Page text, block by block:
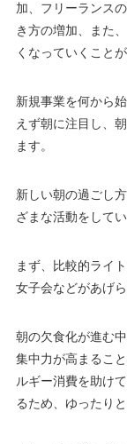
加、フリーランス
き方の増加、また
くなっていくこと
新規事業を何から
えず朝に注目し、
ます。
新しい朝の過ごし
ざまな活動をして
まず、比較的ライ
女子会などがあげら
朝の欠食化が進む
集中力が高まるこ
ルギー消費を助け
るため、ゆったり